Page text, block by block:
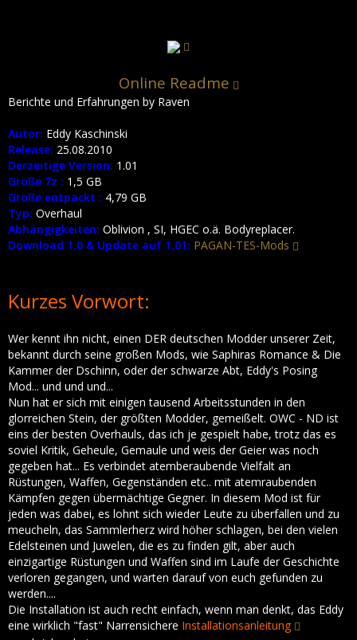
Online Readme
Berichte und Erfahrungen by Raven
Autor: Eddy Kaschinski
Release: 25.08.2010
Derzeitige Version: 1.01
Größe 7z : 1,5 GB
Größe entpackt : 4,79 GB
Typ: Overhaul
Abhängigkeiten: Oblivion , SI, HGEC o.ä. Bodyreplacer.
Download 1.0 & Update auf 1.01: PAGAN-TES-Mods
Kurzes Vorwort:
Wer kennt ihn nicht, einen DER deutschen Modder unserer Zeit,
bekannt durch seine großen Mods, wie Saphiras Romance & Die
Kammer der Dschinn, oder der schwarze Abt, Eddy's Posing
Mod... und und und...
Nun hat er sich mit einigen tausend Arbeitsstunden in den
glorreichen Stein, der größten Modder, gemeißelt. OWC - ND ist
eins der besten Overhauls, das ich je gespielt habe, trotz das es
soviel Kritik, Geheule, Gemaule und weis der Geier was noch
gegeben hat... Es verbindet atemberaubende Vielfalt an
Rüstungen, Waffen, Gegenständen etc.. mit atemraubenden
Kämpfen gegen übermächtige Gegner. In diesem Mod ist für
jeden was dabei, es lohnt sich wieder Leute zu überfallen und zu
meucheln, das Sammlerherz wird höher schlagen, bei den vielen
Edelsteinen und Juwelen, die es zu finden gilt, aber auch
einzigartige Rüstungen und Waffen sind im Laufe der Geschichte
verloren gegangen, und warten darauf von euch gefunden zu
werden....
Die Installation ist auch recht einfach, wenn man denkt, das Eddy
eine wirklich "fast" Narrensichere Installationsanleitung